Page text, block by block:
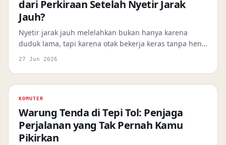
dari Perkiraan Setelah Nyetir Jarak
Jauh?
Nyetir jarak jauh melelahkan bukan hanya karena
duduk lama, tapi karena otak bekerja keras tanpa henti
memproses ratusan input sekaligus, otot berkontraksi
benar memulihkan semua itu.
27 Jun 2026
KOMUTER
Warung Tenda di Tepi Tol: Penjaga
Perjalanan yang Tak Pernah Kamu
Pikirkan